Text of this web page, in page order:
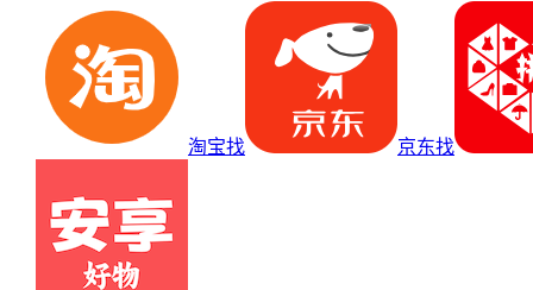
淘宝找 京东找